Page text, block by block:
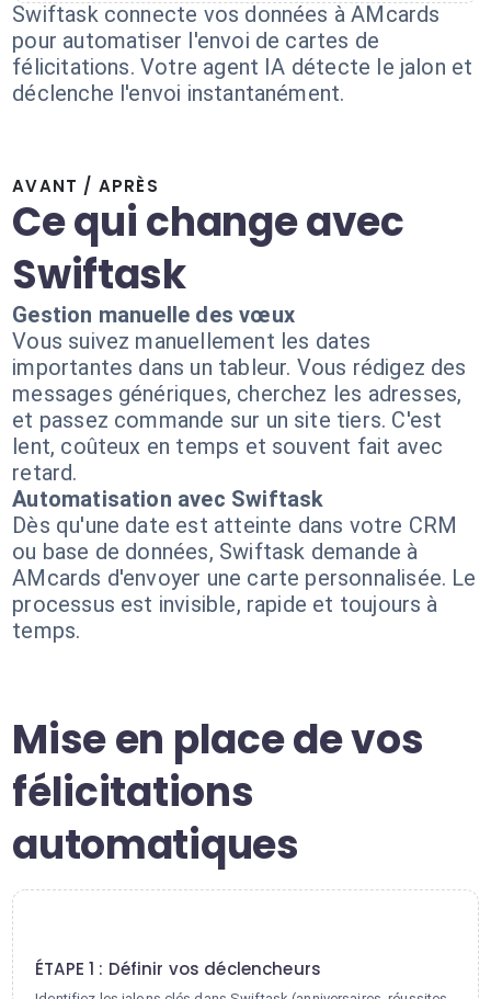
Swiftask connecte vos données à AMcards
pour automatiser l'envoi de cartes de
félicitations. Votre agent IA détecte le jalon et
déclenche l'envoi instantanément.
AVANT / APRÈS
Ce qui change avec
Swiftask
Gestion manuelle des vœux
Vous suivez manuellement les dates
importantes dans un tableur. Vous rédigez des
messages génériques, cherchez les adresses,
et passez commande sur un site tiers. C'est
lent, coûteux en temps et souvent fait avec
retard.
Automatisation avec Swiftask
Dès qu'une date est atteinte dans votre CRM
ou base de données, Swiftask demande à
AMcards d'envoyer une carte personnalisée. Le
processus est invisible, rapide et toujours à
temps.
Mise en place de vos
félicitations
automatiques
ÉTAPE 1 : Définir vos déclencheurs